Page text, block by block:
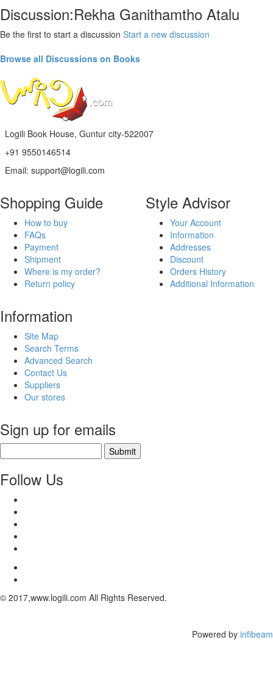
Discussion:Rekha Ganithamtho Atalu
Be the first to start a discussion Start a new discussion
Browse all Discussions on Books
Logili Book House, Guntur city-522007
+91 9550146514
Email: support@logili.com
Shopping Guide
How to buy
FAQs
Payment
Shipment
Where is my order?
Return policy
Style Advisor
Your Account
Information
Addresses
Discount
Orders History
Additional Information
Information
Site Map
Search Terms
Advanced Search
Contact Us
Suppliers
Our stores
Sign up for emails
Submit
Follow Us
© 2017,www.logili.com All Rights Reserved.
Powered by infibeam